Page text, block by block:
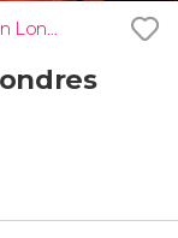
Visitas guiadas en Londres